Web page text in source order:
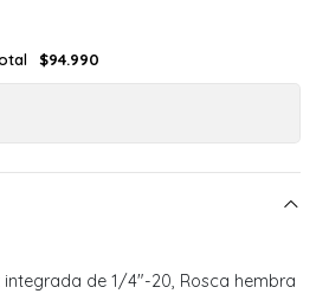
$94.990
de 1/4"-20, Rosca hembra